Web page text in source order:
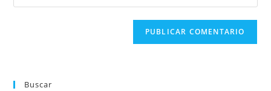
Buscar